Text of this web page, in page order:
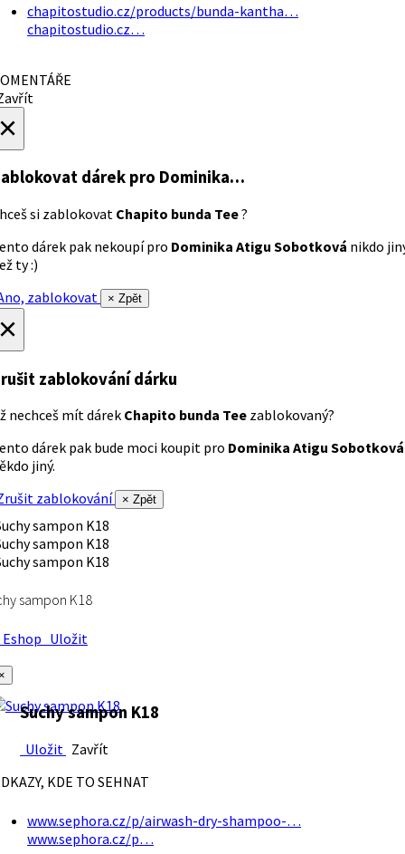
chapitostudio.cz/products/bunda-kantha…
chapitostudio.cz…
dárek pro Dominika…
si zablokovat Chapito bunda Tee?
dárek pak nekoupí pro Dominika Atigu Sobotková nikdo
ty :)
zablokovat
× Zpět
zablokování dárku
nechceš mít dárek Chapito bunda Tee zablokovaný?
dárek pak bude moci koupit pro Dominika Atigu Sobotková
jiný.
zablokování
× Zpět
sampon K18
Uložit
Suchy sampon K18
Uložit Zavřít
KDE TO SEHNAT
www.sephora.cz/p/airwash-dry-shampoo-…
www.sephora.cz/p…